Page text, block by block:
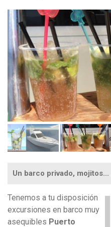
Un barco privado,
Tenemos a tu disposición
excursiones en barco muy
asequibles Puerto